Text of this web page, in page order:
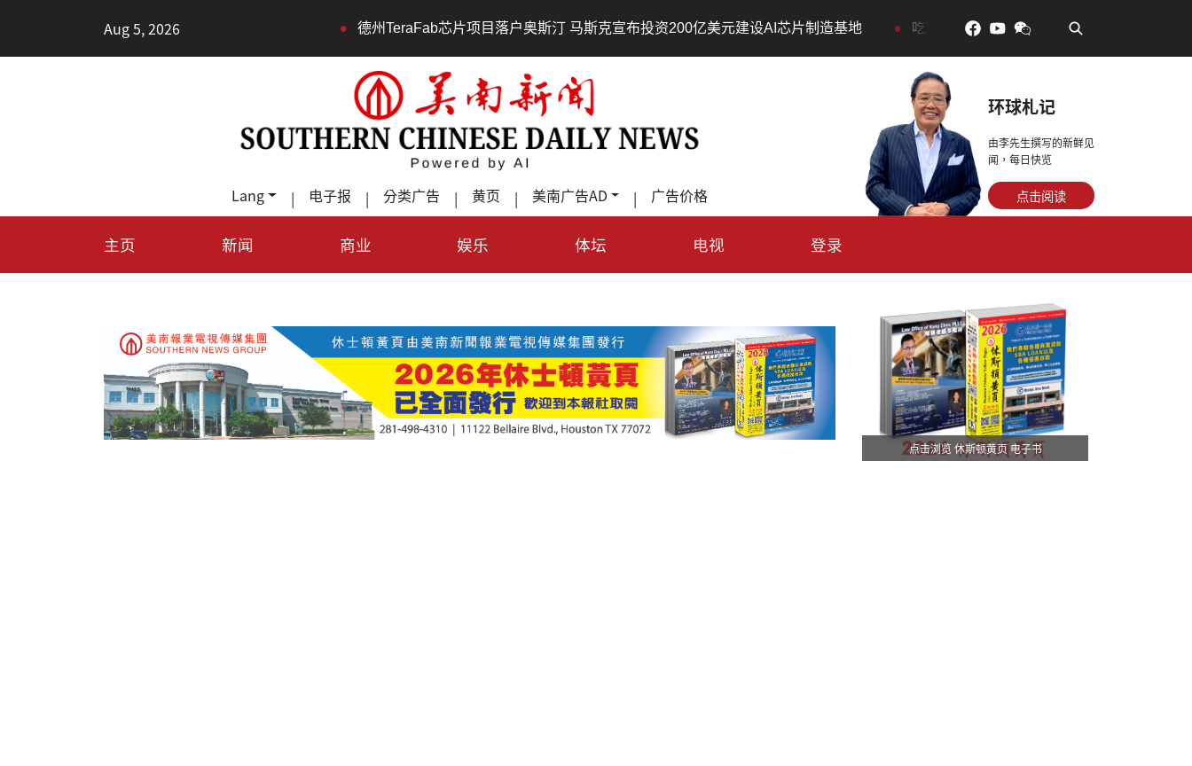
Aug 5, 2026 德州TeraFab芯片项目落户奥斯汀 马斯克宣布投资200亿美元建设AI芯片制造基地 • 吃對了更年輕：花青素如何守住細胞、血管與大腦活力
Lang | 电子报 | 分类广告 | 黄页 | 美南广告AD | 广告价格
环球札记
由李先生撰写的新鲜见
闻，每日快览
点击阅读
主页 新闻 商业 娱乐 体坛 电视 登录
点击浏览 休斯顿黄页 电子书